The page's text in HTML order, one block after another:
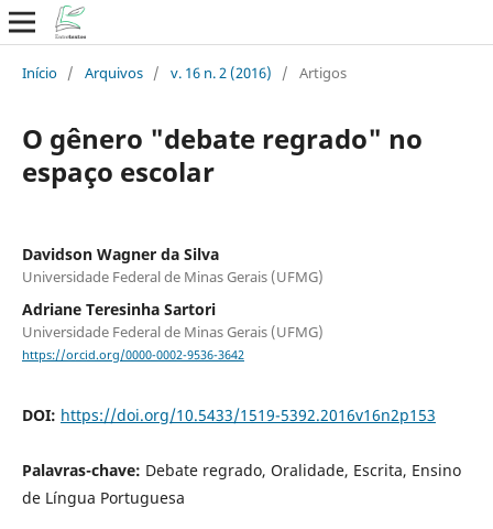
Início / Arquivos / v. 16 n. 2 (2016) / Artigos
O gênero "debate regrado" no
espaço escolar
Davidson Wagner da Silva
Universidade Federal de Minas Gerais (UFMG)
Adriane Teresinha Sartori
Universidade Federal de Minas Gerais (UFMG)
https://orcid.org/0000-0002-9536-3642
DOI: https://doi.org/10.5433/1519-5392.2016v16n2p153
Palavras-chave: Debate regrado, Oralidade, Escrita, Ensino
de Língua Portuguesa